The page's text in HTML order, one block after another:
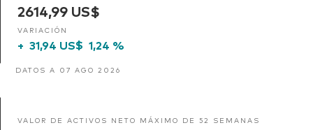
2614,99 US$
VARIACIÓN
+ 31,94 US$ 1,24 %
DATOS A 07 AGO 2026
VALOR DE ACTIVOS NETO MÁXIMO DE 52 SEMANAS